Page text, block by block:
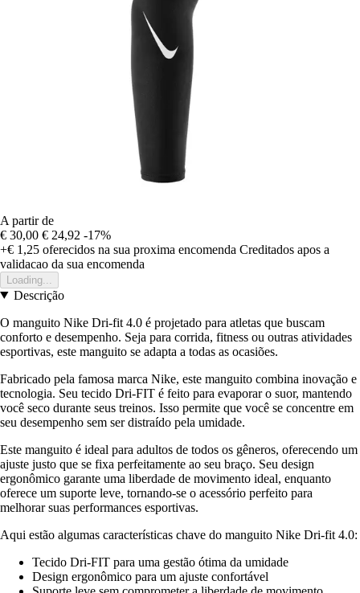
A partir de
€ 30,00 € 24,92 -17%
+€ 1,25 oferecidos na sua proxima encomenda Creditados apos a
validacao da sua encomenda
Loading...
Descrição
O manguito Nike Dri-fit 4.0 é projetado para atletas que buscam
conforto e desempenho. Seja para corrida, fitness ou outras atividades
esportivas, este manguito se adapta a todas as ocasiões.
Fabricado pela famosa marca Nike, este manguito combina inovação e
tecnologia. Seu tecido Dri-FIT é feito para evaporar o suor, mantendo
você seco durante seus treinos. Isso permite que você se concentre em
seu desempenho sem ser distraído pela umidade.
Este manguito é ideal para adultos de todos os gêneros, oferecendo um
ajuste justo que se fixa perfeitamente ao seu braço. Seu design
ergonômico garante uma liberdade de movimento ideal, enquanto
oferece um suporte leve, tornando-se o acessório perfeito para
melhorar suas performances esportivas.
Aqui estão algumas características chave do manguito Nike Dri-fit 4.0:
Tecido Dri-FIT para uma gestão ótima da umidade
Design ergonômico para um ajuste confortável